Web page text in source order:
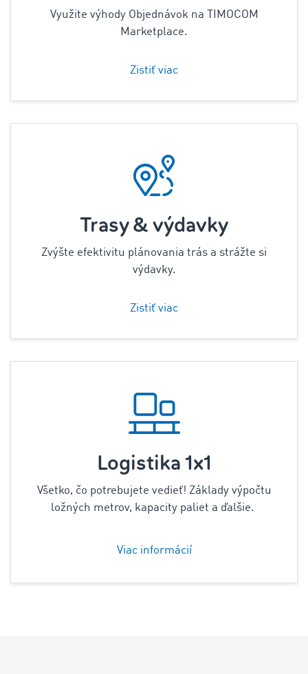
Využite výhody Objednávok na TIMOCOM
Marketplace.
Zistiť viac
Trasy & výdavky
Zvýšte efektivitu plánovania trás a strážte si
výdavky.
Zistiť viac
Logistika 1x1
Všetko, čo potrebujete vedieť! Základy výpočtu
ložných metrov, kapacity paliet a ďalšie.
Viac informácií